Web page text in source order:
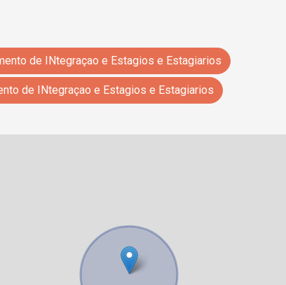
Para Locação Próximo- Cdie Centro de Desenvolvimento de INtegraçao e Estagios e Estagiarios
Para Venda Próximo - Cdie Centro de Desenvolvimento de INtegraçao e Estagios e Estagiarios